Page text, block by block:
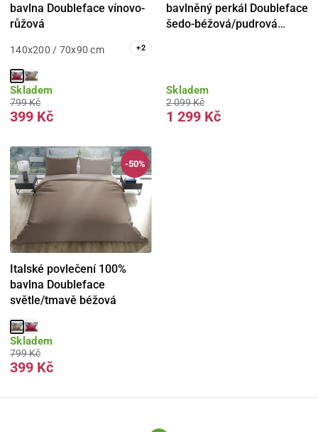
bavlna Doubleface vínovo-
růžová
140x200 / 70x90 cm +2
Skladem
799 Kč
399 Kč
bavlněný perkál Doubleface
šedo-béžová/pudrová
Skladem
2 099 Kč
1 299 Kč
-50%
Italské povlečení 100%
bavlna Doubleface
světle/tmavě béžová
Skladem
799 Kč
399 Kč